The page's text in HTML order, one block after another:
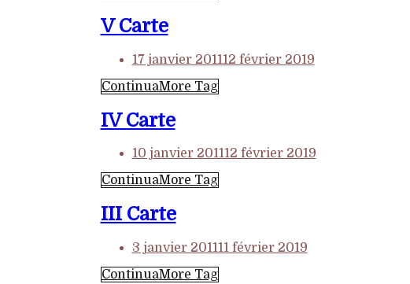
V Carte
17 janvier 2011 12 février 2019
ContinuaMore Tag
IV Carte
10 janvier 201112 février 2019
ContinuaMore Tag
III Carte
3 janvier 201111 février 2019
ContinuaMore Tag